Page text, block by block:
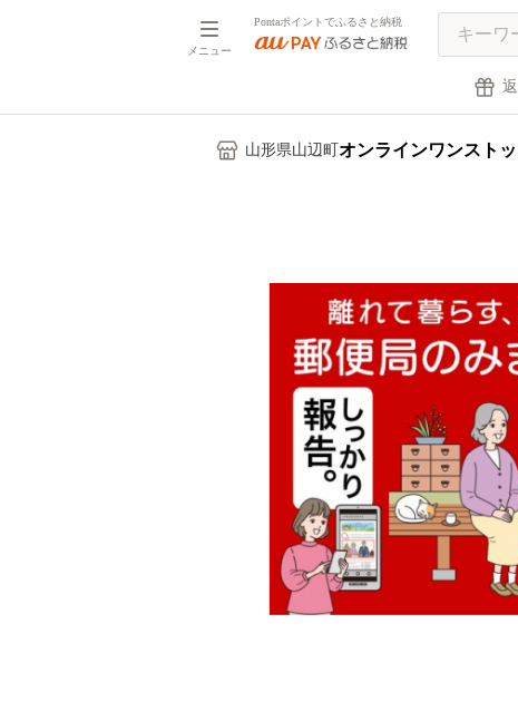
メニュー
Pontaポイントでふるさと納税
山形県山辺町 オンラインワンスト